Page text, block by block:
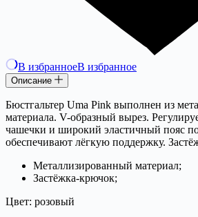
В избранноеВ избранное
Описание
Бюстгальтер Uma Pink выполнен из
материала. V-образный вырез.
чашечки и широкий эластичный пояс
обеспечивают лёгкую поддержку.
Металлизированный материал;
Застёжка-крючок;
Цвет: розовый